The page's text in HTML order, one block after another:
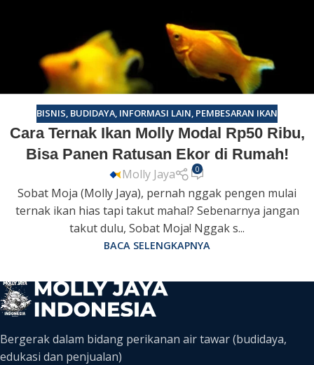
BISNIS, BUDIDAYA, INFORMASI LAIN, PEMBESARAN IKAN
Cara Ternak Ikan Molly Modal Rp50 Ribu,
Bisa Panen Ratusan Ekor di Rumah!
Molly Jaya 0
Sobat Moja (Molly Jaya), pernah nggak pengen mulai
ternak ikan hias tapi takut mahal? Sebenarnya jangan
takut dulu, Sobat Moja! Nggak s...
BACA SELENGKAPNYA
Bergerak dalam bidang perikanan air tawar (budidaya,
edukasi dan penjualan)